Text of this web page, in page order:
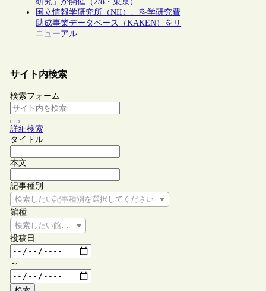
国立情報学研究所（NII）、科学研究費
助成事業データベース（KAKEN）をリ
ニューアル
サイト内検索
検索フォーム
詳細検索
タイトル
本文
記事種別
検索したい記事種別を選択してください
館種
検索したい館種を選択してください
投稿日
～